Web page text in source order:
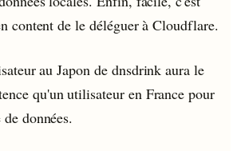
content de le déléguer à Cloudflare.
au Japon de dnsdrink aura le
qu'un utilisateur en France pour
données.